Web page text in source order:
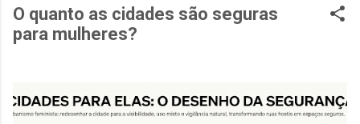
O quanto as cidades são seguras
para mulheres?